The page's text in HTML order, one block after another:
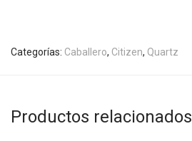
Categorías: Caballero, Citizen, Quartz
Productos relacionados